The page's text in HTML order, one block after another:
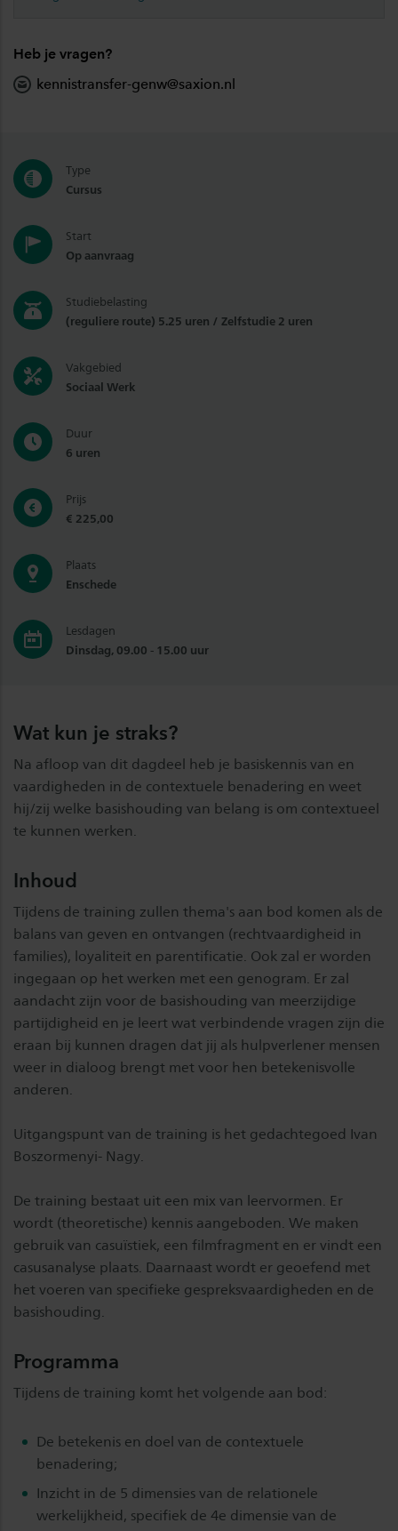
Heb je vragen?
kennistransfer-genw@saxion.nl
Type
Cursus
Start
Op aanvraag
Studiebelasting
(reguliere route) 5.25 uren / Zelfstudie 2 uren
Vakgebied
Sociaal Werk
Duur
6 uren
Prijs
€ 225,00
Plaats
Enschede
Lesdagen
Dinsdag, 09.00 - 15.00 uur
Wat kun je straks?
Na afloop van dit dagdeel heb je basiskennis van en
vaardigheden in de contextuele benadering en weet
hij/zij welke basishouding van belang is om contextueel
te kunnen werken.
Inhoud
Tijdens de training zullen thema's aan bod komen als de
balans van geven en ontvangen (rechtvaardigheid in
families), loyaliteit en parentificatie. Ook zal er worden
ingegaan op het werken met een genogram. Er zal
aandacht zijn voor de basishouding van meerzijdige
partijdigheid en je leert wat verbindende vragen zijn die
eraan bij kunnen dragen dat jij als hulpverlener mensen
weer in dialoog brengt met voor hen betekenisvolle
anderen.
Uitgangspunt van de training is het gedachtegoed Ivan
Boszormenyi- Nagy.
De training bestaat uit een mix van leervormen. Er
wordt (theoretische) kennis aangeboden. We maken
gebruik van casuïstiek, een filmfragment en er vindt een
casusanalyse plaats. Daarnaast wordt er geoefend met
het voeren van specifieke gespreksvaardigheden en de
basishouding.
Programma
Tijdens de training komt het volgende aan bod:
De betekenis en doel van de contextuele
benadering;
Inzicht in de 5 dimensies van de relationele
werkelijkheid, specifiek de 4e dimensie van de